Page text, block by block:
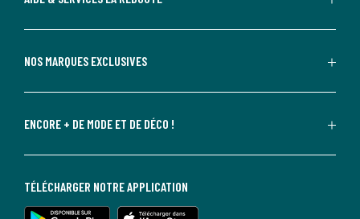
NOS MARQUES EXCLUSIVES
ENCORE + DE MODE ET DE DÉCO !
TÉLÉCHARGER NOTRE APPLICATION